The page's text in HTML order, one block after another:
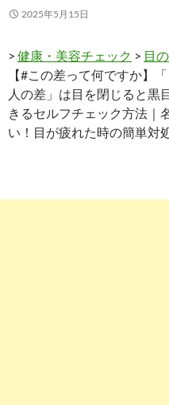
2025年5月15日
> 健康・美容チェック > 目
【#この差って何ですか】
人の差」は目を閉じると黒
きるセルフチェック方法｜
い！目が疲れた時の簡単対